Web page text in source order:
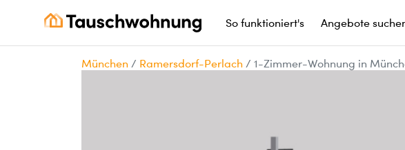
So funktioniert's Angebote
München / Ramersdorf-Perlach / 1-Zimmer-Wohnung in